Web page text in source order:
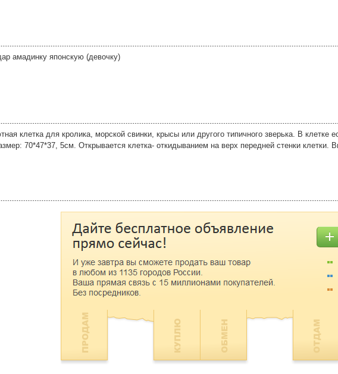
амадинку японскую (девочку)
клетка для кролика, морской свинки, крысы или другого типичного зверька. В клетке
70*47*37, 5см. Открывается клетка- откидыванием на верх передней стенки клетки.